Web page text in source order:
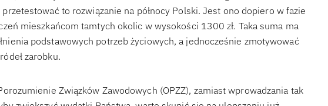
to rozwiązanie na północy Polski. Jest ono dopiero w fazie
mieszkańcom tamtych okolic w wysokości 1300 zł. Taka suma ma
podstawowych potrzeb życiowych, a jednocześnie zmotywować
zarobku.
Związków Zawodowych (OPZZ), zamiast wprowadzania tak